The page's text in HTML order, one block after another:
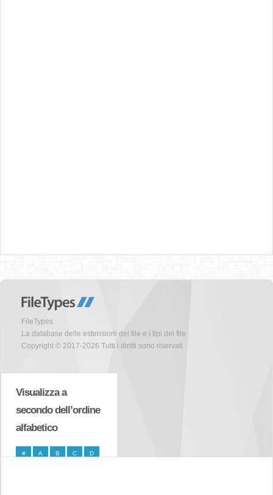
FileTypes
La database delle estensioni dei file e i tipi dei file
Copyright © 2017-2026 Tutti i diritti sono riservati
Visualizza a
secondo dell’ordine
alfabetico
# A B C D